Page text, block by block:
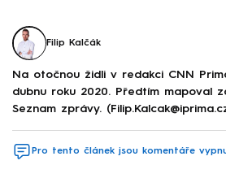
Filip Kalčák
Na otočnou židli v redakci CNN
dubnu roku 2020. Předtím mapoval
Seznam zprávy.
Pro tento článek jsou komentáře